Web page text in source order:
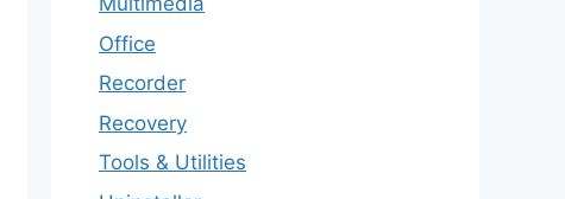
Office
Recorder
Recovery
Tools & Utilities